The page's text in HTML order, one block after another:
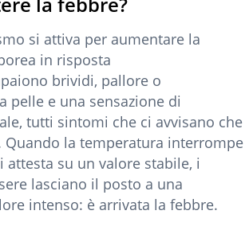
si attiva per aumentare la
in risposta
brividi, pallore o
pelle e una sensazione di
tutti sintomi che ci avvisano che
Quando la temperatura interrompe
attesta su un valore stabile, i
lasciano il posto a una
intenso: è arrivata la febbre.